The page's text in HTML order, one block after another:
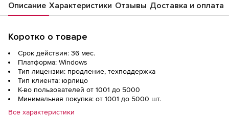
Описание Характеристики Отзывы Доставка и оплата
Коротко о товаре
Срок действия: 36 мес.
Платформа: Windows
Тип лицензии: продление, техподдержка
Тип клиента: юрлицо
К-во пользователей от 1001 до 5000
Минимальная покупка: от 1001 до 5000 шт.
Все характеристики